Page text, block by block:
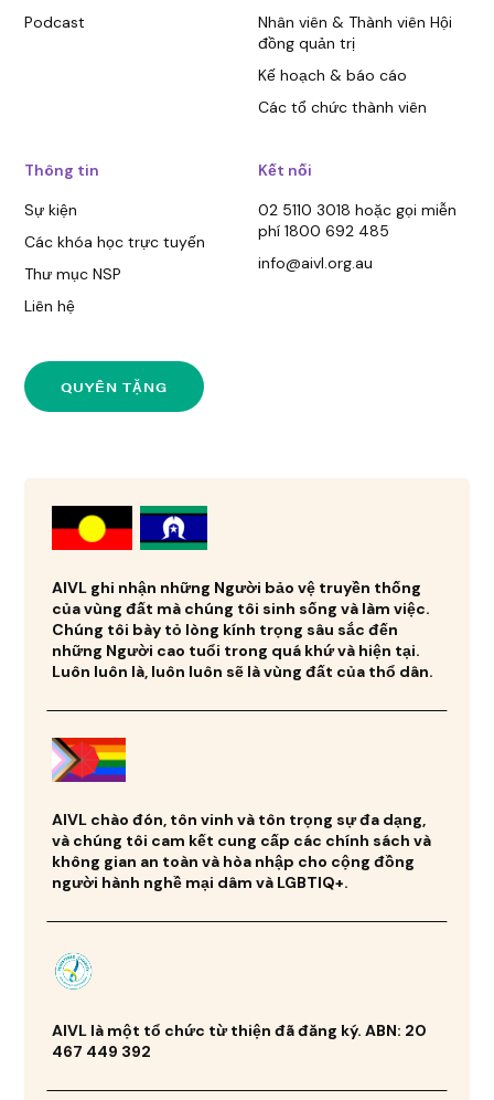
Podcast
Nhân viên & Thành viên Hội
đồng quản trị
Kế hoạch & báo cáo
Các tổ chức thành viên
Thông tin
Sự kiện
Các khóa học trực tuyến
Thư mục NSP
Liên hệ
Kết nối
02 5110 3018 hoặc gọi miễn
phí 1800 692 485
info@aivl.org.au
QUYÊN TẶNG
AIVL ghi nhận những Người bảo vệ truyền thống
của vùng đất mà chúng tôi sinh sống và làm việc.
Chúng tôi bày tỏ lòng kính trọng sâu sắc đến
những Người cao tuổi trong quá khứ và hiện tại.
Luôn luôn là, luôn luôn sẽ là vùng đất của thổ dân.
AIVL chào đón, tôn vinh và tôn trọng sự đa dạng,
và chúng tôi cam kết cung cấp các chính sách và
không gian an toàn và hòa nhập cho cộng đồng
người hành nghề mại dâm và LGBTIQ+.
AIVL là một tổ chức từ thiện đã đăng ký. ABN: 20
467 449 392